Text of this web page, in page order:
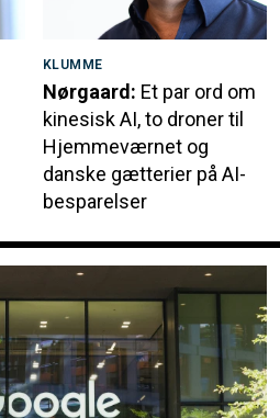
KLUMME
Nørgaard: Et par ord om
kinesisk AI, to droner til
Hjemmeværnet og
danske gætterier på AI-
besparelser